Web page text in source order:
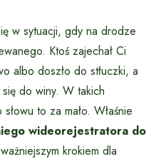
w sytuacji, gdy na drodze
Ktoś zajechał Ci
albo doszło do stłuczki, a
do winy. W takich
to za mało. Właśnie
wideorejestratora do
krokiem dla